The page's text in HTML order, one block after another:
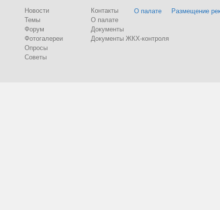
Новости
Темы
Форум
Фотогалереи
Опросы
Советы
Контакты
О палате
Документы
Документы ЖКХ-контроля
О палате Размещение